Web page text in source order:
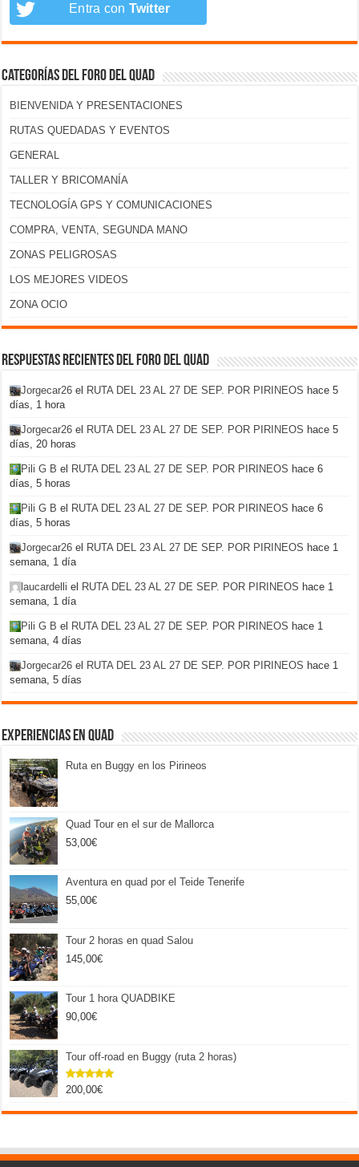
Entra con Twitter
Categorías del foro del Quad
BIENVENIDA Y PRESENTACIONES
RUTAS QUEDADAS Y EVENTOS
GENERAL
TALLER Y BRICOMANÍA
TECNOLOGÍA GPS Y COMUNICACIONES
COMPRA, VENTA, SEGUNDA MANO
ZONAS PELIGROSAS
LOS MEJORES VIDEOS
ZONA OCIO
Respuestas recientes del foro del Quad
Jorgecar26 el RUTA DEL 23 AL 27 DE SEP. POR PIRINEOS hace 5
días, 1 hora
Jorgecar26 el RUTA DEL 23 AL 27 DE SEP. POR PIRINEOS hace 5
días, 20 horas
Pili G B el RUTA DEL 23 AL 27 DE SEP. POR PIRINEOS hace 6
días, 5 horas
Pili G B el RUTA DEL 23 AL 27 DE SEP. POR PIRINEOS hace 6
días, 5 horas
Jorgecar26 el RUTA DEL 23 AL 27 DE SEP. POR PIRINEOS hace 1
semana, 1 día
laucardelli el RUTA DEL 23 AL 27 DE SEP. POR PIRINEOS hace 1
semana, 1 día
Pili G B el RUTA DEL 23 AL 27 DE SEP. POR PIRINEOS hace 1
semana, 4 días
Jorgecar26 el RUTA DEL 23 AL 27 DE SEP. POR PIRINEOS hace 1
semana, 5 días
Experiencias en Quad
Ruta en Buggy en los Pirineos
Quad Tour en el sur de Mallorca
53,00€
Aventura en quad por el Teide Tenerife
55,00€
Tour 2 horas en quad Salou
145,00€
Tour 1 hora QUADBIKE
90,00€
Tour off-road en Buggy (ruta 2 horas)
Valorado
de 5
200,00€